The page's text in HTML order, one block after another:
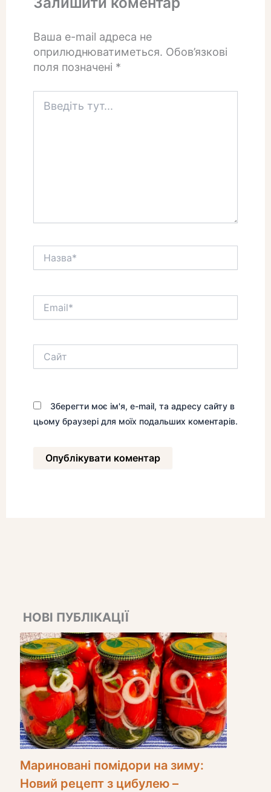
Ваша e-mail адреса не
оприлюднюватиметься. Обов’язкові
поля позначені *
тут...
Зберегти моє ім'я, e-mail, та адресу сайту в
цьому браузері для моїх подальших коментарів.
НОВІ ПУБЛІКАЦІЇ
Мариновані помідори на зиму:
Новий рецепт з цибулею –